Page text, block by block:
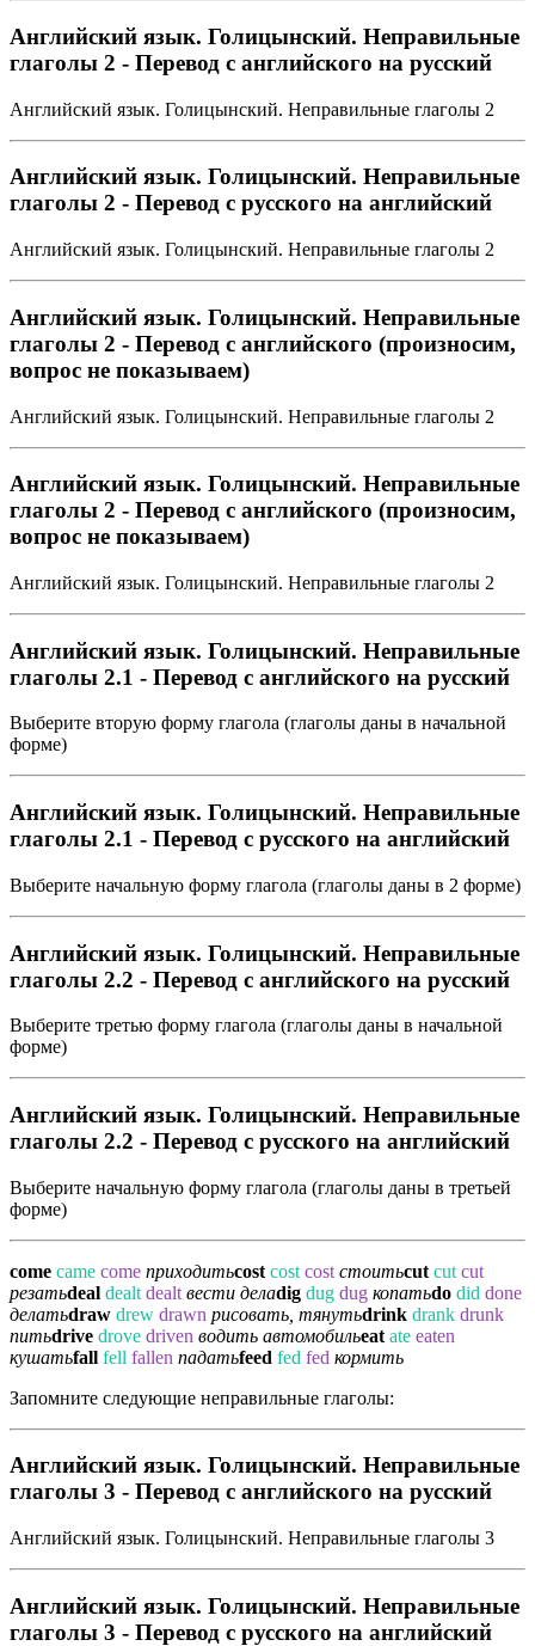
Английский язык. Голицынский. Неправильные
глаголы 2 - Перевод с английского на русский
Английский язык. Голицынский. Неправильные глаголы 2
Английский язык. Голицынский. Неправильные
глаголы 2 - Перевод с русского на английский
Английский язык. Голицынский. Неправильные глаголы 2
Английский язык. Голицынский. Неправильные
глаголы 2 - Перевод с английского (произносим,
вопрос не показываем)
Английский язык. Голицынский. Неправильные глаголы 2
Английский язык. Голицынский. Неправильные
глаголы 2 - Перевод с английского (произносим,
вопрос не показываем)
Английский язык. Голицынский. Неправильные глаголы 2
Английский язык. Голицынский. Неправильные
глаголы 2.1 - Перевод с английского на русский
Выберите вторую форму глагола (глаголы даны в начальной
форме)
Английский язык. Голицынский. Неправильные
глаголы 2.1 - Перевод с русского на английский
Выберите начальную форму глагола (глаголы даны в 2 форме)
Английский язык. Голицынский. Неправильные
глаголы 2.2 - Перевод с английского на русский
Выберите третью форму глагола (глаголы даны в начальной
форме)
Английский язык. Голицынский. Неправильные
глаголы 2.2 - Перевод с русского на английский
Выберите начальную форму глагола (глаголы даны в третьей
форме)
come came come приходитьcost cost cost стоитьcut cut cut
резатьdeal dealt dealt вести делаdig dug dug копатьdo did done
делатьdraw drew drawn рисовать, тянутьdrink drank drunk
питьdrive drove driven водить автомобильeat ate eaten
кушатьfall fell fallen падатьfeed fed fed кормить
Запомните следующие неправильные глаголы:
Английский язык. Голицынский. Неправильные
глаголы 3 - Перевод с английского на русский
Английский язык. Голицынский. Неправильные глаголы 3
Английский язык. Голицынский. Неправильные
глаголы 3 - Перевод с русского на английский